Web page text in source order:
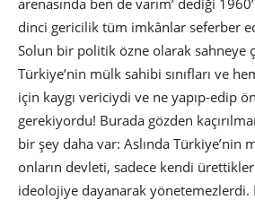
arenasında ben de varım’ dediği
dinci gericilik tüm imkânlar seferber
Solun bir politik özne olarak sahneye
Türkiye’nin mülk sahibi sınıfları ve
için kaygı vericiydi ve ne yapıp-edip
gerekiyordu! Burada gözden
bir şey daha var: Aslında Türkiye’nin
onların devleti, sadece kendi
ideolojiye dayanarak yönetemezlerdi.